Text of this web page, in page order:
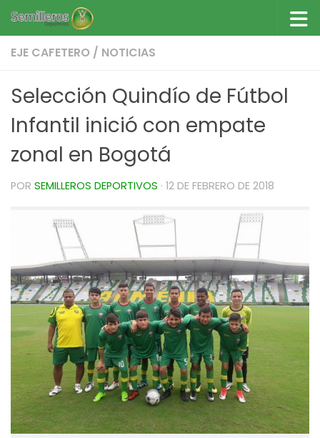
Saltar al contenido
EJE CAFETERO / NOTICIAS
Selección Quindío de Fútbol
Infantil inició con empate
zonal en Bogotá
POR SEMILLEROS DEPORTIVOS · 12 DE FEBRERO DE 2018